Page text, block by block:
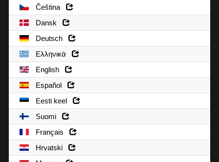
Čeština
Dansk
Deutsch
Ελληνικά
English
Español
Eesti keel
Suomi
Français
Hrvatski